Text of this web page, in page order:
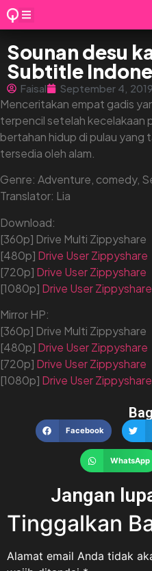
Sounan desu
Subtitle
Faisal September 4, 2019
Menceritakan empat gadis
terpencil setelah kecelakaan
bertahan hidup di pulau yang
tersedia oleh alam.
Genre: Adventure, comedy,
Translator: Lia
Download:
[360p] Drive Multi Zippyshare
[480p] Drive UserZippyshare
[720p] Drive UserZippyshare
[1080p] Drive UserZippyshare
Mirror HP:
[360p] Drive Multi Zippyshare
[480p] Drive UserZippyshare
[720p] Drive UserZippyshare
[1080p] Drive UserZippyshare
Facebook
WhatsApp
Jangan
Tinggalkan
Alamat email Anda tidak